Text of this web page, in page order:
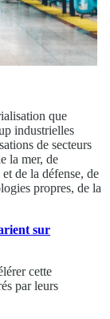
que
industrielles
de secteurs
la mer, de
de la défense, de
propres, de la
sur
cette
par leurs